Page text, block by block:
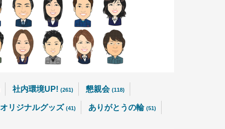
社内環境UP! (261) 懇親会 (118)
オリジナルグッズ (41) ありがとうの輪 (51)